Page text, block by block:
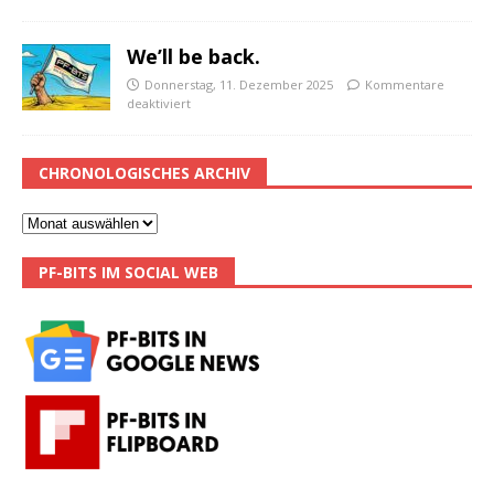
We’ll be back.
Donnerstag, 11. Dezember 2025
Kommentare
deaktiviert
CHRONOLOGISCHES ARCHIV
PF-BITS IM SOCIAL WEB